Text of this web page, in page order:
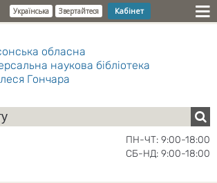
Українська Звертайтеся Кабінет
обласна
наукова бібліотека
Гончара
ПН-ЧТ: 9:00-18:00
СБ-НД: 9:00-18:00